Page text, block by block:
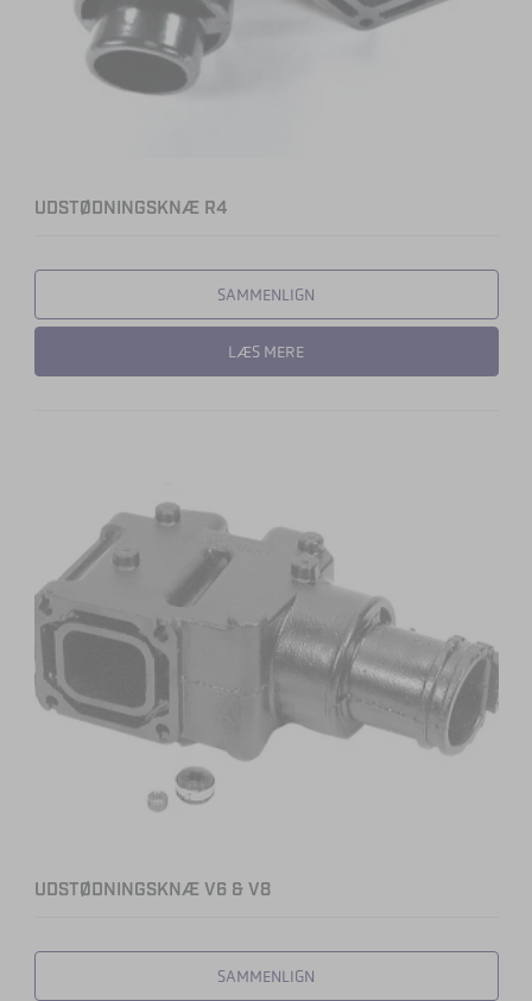
UDSTØDNINGSKNÆ R4
SAMMENLIGN
LÆS MERE
UDSTØDNINGSKNÆ V6 & V8
SAMMENLIGN